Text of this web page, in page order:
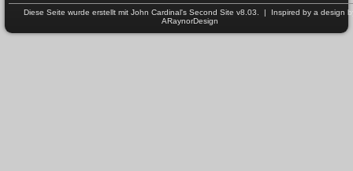
Diese Seite wurde erstellt mit John Cardinal's Second Site v8.03. | Inspired by a design
ARaynorDesign